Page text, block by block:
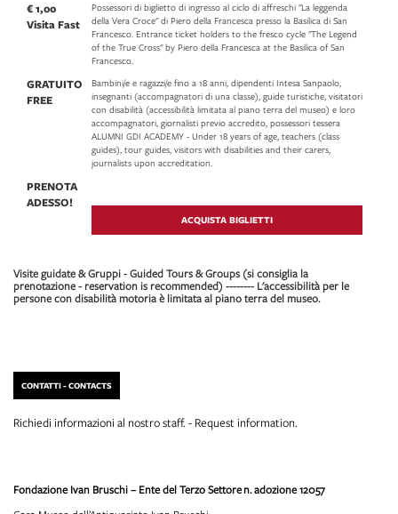
€ 1,00
Visita Fast
Possessori di biglietto di ingresso al ciclo di affreschi "La leggenda
della Vera Croce" di Piero della Francesca presso la Basilica di San
Francesco. Entrance ticket holders to the fresco cycle "The Legend
of the True Cross" by Piero della Francesca at the Basilica of San
Francesco.
GRATUITO
FREE
Bambini/e e ragazzi/e fino a 18 anni, dipendenti Intesa Sanpaolo,
insegnanti (accompagnatori di una classe), guide turistiche, visitatori
con disabilità (accessibilità limitata al piano terra del museo) e loro
accompagnatori, giornalisti previo accredito, possessori tessera
ALUMNI GDI ACADEMY - Under 18 years of age, teachers (class
guides), tour guides, visitors with disabilities and their carers,
journalists upon accreditation.
PRENOTA
ADESSO!
ACQUISTA BIGLIETTI
Visite guidate & Gruppi - Guided Tours & Groups (si consiglia la
prenotazione - reservation is recommended) -------- L'accessibilità per le
persone con disabilità motoria è limitata al piano terra del museo.
CONTATTI - CONTACTS
Richiedi informazioni al nostro staff. - Request information.
Fondazione Ivan Bruschi – Ente del Terzo Settoren. adozione 12057